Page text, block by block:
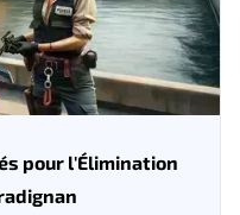
pour l'Élimination